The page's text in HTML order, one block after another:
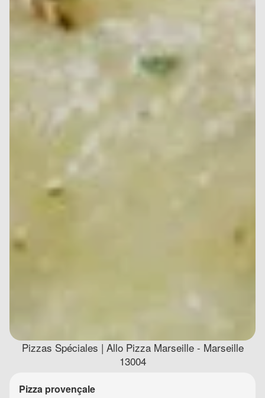
Pizzas Spéciales | Allo Pizza Marseille - Marseille
13004
Pizza provençale